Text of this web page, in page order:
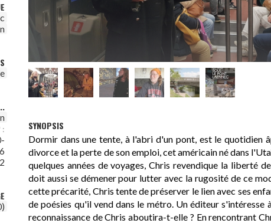
: SYNOPSIS
Dormir dans une tente, à l'abri d'un pont, est le quotidien
divorce et la perte de son emploi, cet américain né dans
quelques années de voyages, Chris revendique la liberté
doit aussi se démener pour lutter avec la rugosité de ce
cette précarité, Chris tente de préserver le lien avec ses
de poésies qu'il vend dans le métro. Un éditeur s'intéresse
reconnaissance de Chris aboutira-t-elle ? En rencontrant